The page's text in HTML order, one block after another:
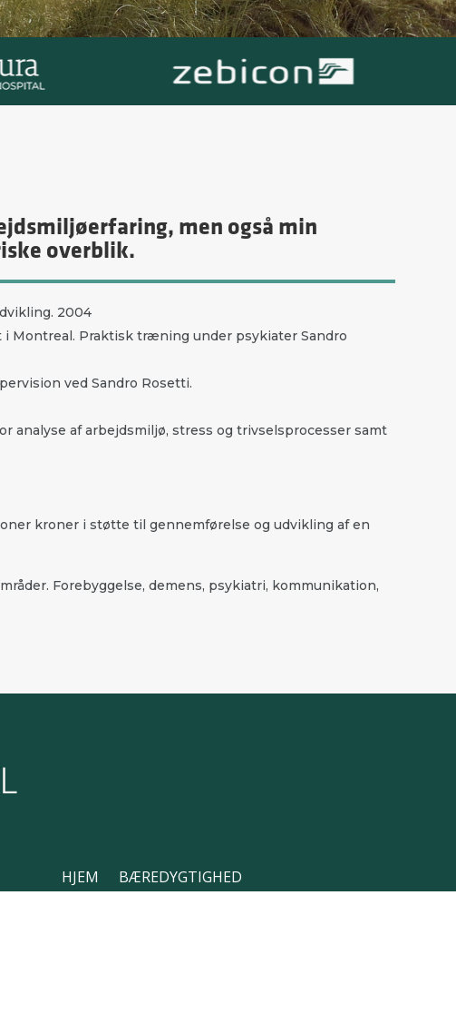
men også min
overblik.
2004
Montreal. Praktisk træning under psykiater Sandro
ved Sandro Rosetti.
analyse af arbejdsmiljø, stress og trivselsprocesser samt
kroner i støtte til gennemførelse og udvikling af en
Forebyggelse, demens, psykiatri, kommunikation,
HJEM
BÆREDYGTIGHED